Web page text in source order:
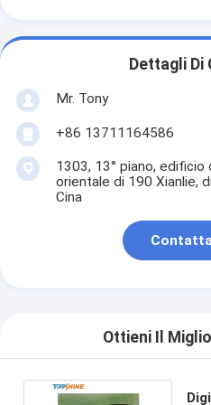
Dettagli
Mr. Tony
+86 13711164586
1303, 13° piano, edificio
orientale di 190 Xianlie,
Cina
Ottieni Il